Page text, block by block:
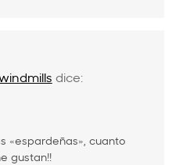
dice:
«espardeñas», cuanto
gustan!!